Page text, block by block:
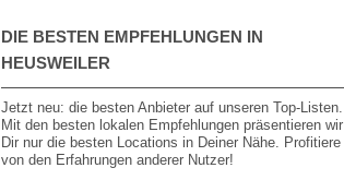
DIE BESTEN EMPFEHLUNGEN IN
HEUSWEILER
Jetzt neu: die besten Anbieter auf unseren Top-Listen.
Mit den besten lokalen Empfehlungen präsentieren wir
Dir nur die besten Locations in Deiner Nähe. Profitiere
von den Erfahrungen anderer Nutzer!